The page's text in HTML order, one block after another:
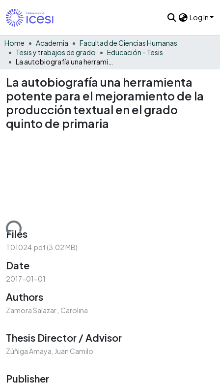
Log In
Home Academia
Facultad de Ciencias Humanas
Tesis y trabajos de grado
Educación - Tesis
La autobiografía una herramienta
potente para el mejoramiento de la
producción textual en el grado
quinto de primaria
Files
T01024.pdf(3.02 MB)
Date
2017-01-01
Authors
Zamora Salazar , Carolina
Thesis Director / Advisor
Zúñiga Amaya, Juan Camilo
Publisher